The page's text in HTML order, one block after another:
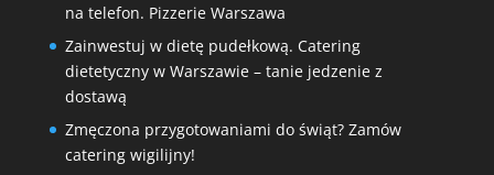
na telefon. Pizzerie Warszawa
Zainwestuj w dietę pudełkową. Catering
dietetyczny w Warszawie – tanie jedzenie z
dostawą
Zmęczona przygotowaniami do świąt? Zamów
catering wigilijny!